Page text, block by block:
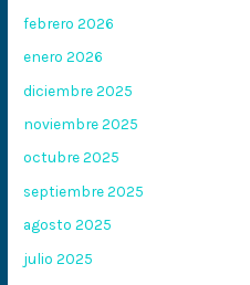
febrero 2026
enero 2026
diciembre 2025
noviembre 2025
octubre 2025
septiembre 2025
agosto 2025
julio 2025